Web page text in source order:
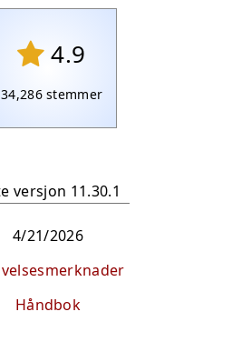
4.9
stemmer
versjon 11.30.1
4/21/2026
Håndbok